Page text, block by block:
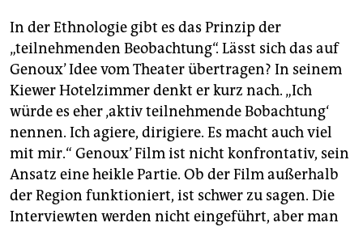
In der Ethnologie gibt es das Prinzip der
„teilnehmenden Beobachtung“. Lässt sich das auf
Genoux’ Idee vom Theater übertragen? In seinem
Kiewer Hotelzimmer denkt er kurz nach. „Ich
würde es eher ‚aktiv teilnehmende Bobachtung‘
nennen. Ich agiere, dirigiere. Es macht auch viel
mit mir.“ Genoux’ Film ist nicht konfrontativ, sein
Ansatz eine heikle Partie. Ob der Film außerhalb
der Region funktioniert, ist schwer zu sagen. Die
Interviewten werden nicht eingeführt, aber man